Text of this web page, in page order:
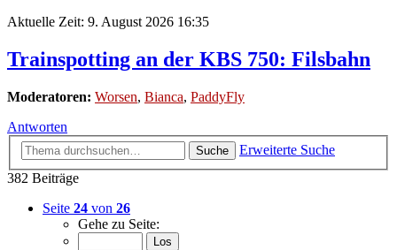
Aktuelle Zeit: 9. August 2026 16:35
Trainspotting an der KBS 750: Filsbahn
Moderatoren: Worsen, Bianca, PaddyFly
Antworten
Suche
Erweiterte Suche
382 Beiträge
Seite 24 von 26
Gehe zu Seite: